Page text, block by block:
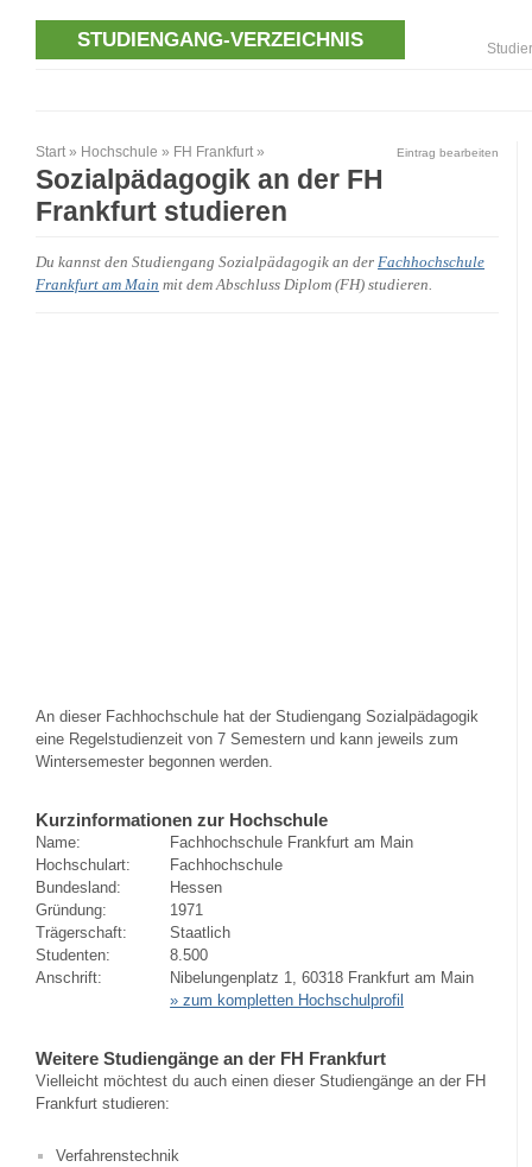
STUDIENGANG-VERZEICHNIS
Start » Hochschule » FH Frankfurt » Eintrag bearbeiten
Sozialpädagogik an der FH
Frankfurt studieren
Du kannst den Studiengang Sozialpädagogik an der Fachhochschule
Frankfurt am Main mit dem Abschluss Diplom (FH) studieren.
An dieser Fachhochschule hat der Studiengang Sozialpädagogik
eine Regelstudienzeit von 7 Semestern und kann jeweils zum
Wintersemester begonnen werden.
Kurzinformationen zur Hochschule
Name:
Fachhochschule Frankfurt am Main
Hochschulart:
Fachhochschule
Bundesland:
Hessen
Gründung:
1971
Trägerschaft:
Staatlich
Studenten:
8.500
Anschrift:
Nibelungenplatz 1, 60318 Frankfurt am Main
» zum kompletten Hochschulprofil
Weitere Studiengänge an der FH Frankfurt
Vielleicht möchtest du auch einen dieser Studiengänge an der FH
Frankfurt studieren:
Verfahrenstechnik